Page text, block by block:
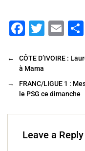
F
c
e
b
k
T
tt
E
ai
←
CÔTE D’IVOIRE :
à Mama
→
FRANC/LIGUE 1 :
le PSG ce dimanche
Leave a Reply